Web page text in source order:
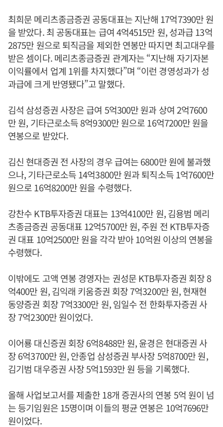
최희문 메리츠종금증권 공동대표는 지난해 17억7390만 원
을 받았다. 최 공동대표는 급여 4억4515만 원, 성과급 13억
2875만 원으로 퇴직금을 제외한 연봉만 따지면 최고대우를
받은 셈이다. 메리츠종금증권 관계자는 “지난해 자기자본
이익률에서 업계 1위를 차지했다”며 “이런 경영성과가 성
과급에 크게 반영됐다”고 말했다.
김석 삼성증권 사장은 급여 5억300만 원과 상여 2억7600
만 원, 기타근로소득 8억9300만 원으로 16억7200만 원을
연봉으로 받았다.
김신 현대증권 전 사장의 경우 급여는 6800만 원에 불과했
으나, 기타근로소득 14억3800만 원과 퇴직소득 1억7600만
원으로 16억8200만 원을 수령했다.
강찬수 KTB투자증권 대표는 13억4100만 원, 김용범 메리
츠종금증권 공동대표 12억5700만 원, 주원 전 KTB투자증
권 대표 10억2500만 원을 각각 받아 10억원 이상의 연봉을
수령했다.
이밖에도 고액 연봉 경영자는 권성문 KTB투자증권 회장 8
억400만 원, 김익래 키움증권 회장 7억3200만 원, 현재현
동양증권 회장 7억3300만 원, 임일수 전 한화투자증권 사
장 7억2300만 원이었다.
이어룡 대신증권 회장 6억8488만 원, 윤경은 현대증권 사
장 6억3700만 원, 안종업 삼성증권 부사장 5억8700만 원,
김기범 대우증권 사장 5억1593만 원 등을 기록했다.
올해 사업보고서를 제출한 18개 증권사의 연봉 5억 원이 넘
는 등기임원은 15명이며 이들의 평균 연봉은 10억7696만
원이었다.